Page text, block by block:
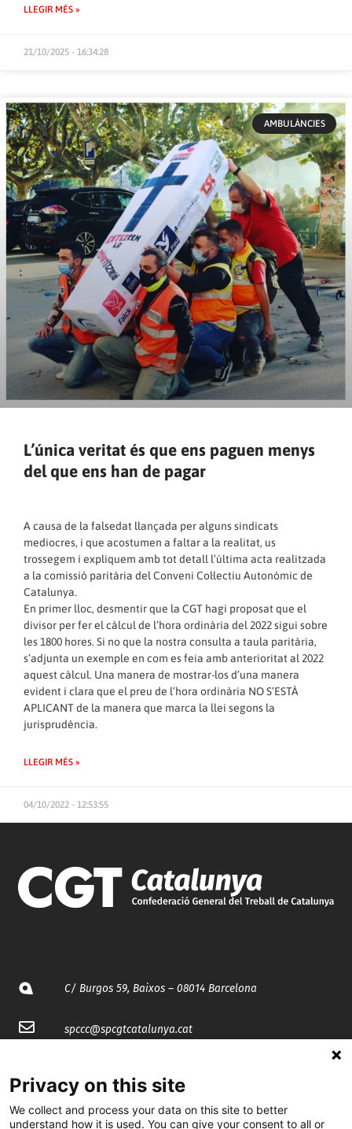
LLEGIR MÉS »
21/10/2025 - 16:34:28
AMBULÀNCIES
L’única veritat és que ens paguen menys
del que ens han de pagar
A causa de la falsedat llançada per alguns sindicats
mediocres, i que acostumen a faltar a la realitat, us
trossegem i expliquem amb tot detall l’última acta realitzada
a la comissió paritària del Conveni Col·lectiu Autonòmic de
Catalunya.
En primer lloc, desmentir que la CGT hagi proposat que el
divisor per fer el càlcul de l’hora ordinària del 2022 sigui sobre
les 1800 hores. Si no que la nostra consulta a taula paritària,
s’adjunta un exemple en com es feia amb anterioritat al 2022
aquest càlcul. Una manera de mostrar-los d’una manera
evident i clara que el preu de l’hora ordinària NO S’ESTÀ
APLICANT de la manera que marca la llei segons la
jurisprudència.
LLEGIR MÉS »
04/10/2022 - 12:53:55
C/ Burgos 59, Baixos – 08014 Barcelona
spccc@spcgtcatalunya.cat
@CGTCatalunya
Privacy on this site
We collect and process your data on this site to better
understand how it is used. You can give your consent to all or